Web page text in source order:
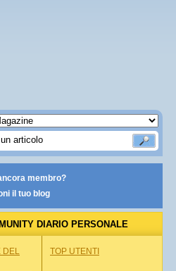
membro?
il tuo blog
DIARIO PERSONALE
DEL
TOP UTENTI